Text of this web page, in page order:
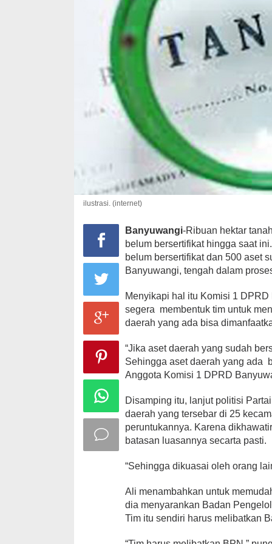
ilustrasi. (internet)
Banyuwangi-Ribuan hektar
belum bersertifikat hingga saat
belum bersertifikat dan 500 aset
Banyuwangi, tengah dalam
Menyikapi hal itu Komisi 1
segera membentuk tim untuk
daerah yang ada bisa
“Jika aset daerah yang sudah
Sehingga aset daerah yang ada
Anggota Komisi 1 DPRD
Disamping itu, lanjut politisi
daerah yang tersebar di 25
peruntukannya. Karena
batasan luasannya secarta pasti.
“Sehingga dikuasai oleh orang
Ali menambahkan untuk
dia menyarankan Badan
Tim itu sendiri harus melibatkan